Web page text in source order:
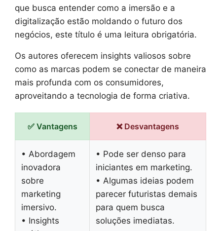
que busca entender como a imersão e a
digitalização estão moldando o futuro dos
negócios, este título é uma leitura obrigatória.
Os autores oferecem insights valiosos sobre
como as marcas podem se conectar de maneira
mais profunda com os consumidores,
aproveitando a tecnologia de forma criativa.
✅ Vantagens ❌ Desvantagens
• Abordagem
inovadora
sobre
marketing
imersivo.
• Insights
• Pode ser denso para
iniciantes em marketing.
• Algumas ideias podem
parecer futuristas demais
para quem busca
soluções imediatas.